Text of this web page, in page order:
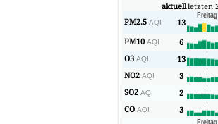
aktuellletzten
PM2.5 AQI 13
PM10 AQI 6
O3 AQI 13
NO2 AQI 3
SO2 AQI 2
CO AQI 3